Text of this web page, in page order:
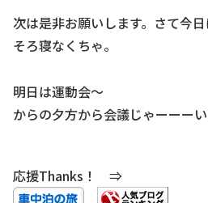
次は是非お願いします。さて今
そろ寝なくちゃ。
明日は運動会～
からの夕方から会議じゃーーー
応援Thanks！ ⇒